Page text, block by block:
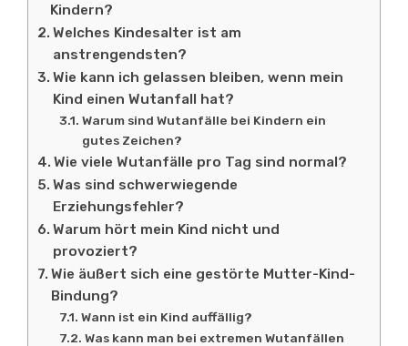
Kindern?
Welches Kindesalter ist am
anstrengendsten?
Wie kann ich gelassen bleiben, wenn mein
Kind einen Wutanfall hat?
Warum sind Wutanfälle bei Kindern ein
gutes Zeichen?
Wie viele Wutanfälle pro Tag sind normal?
Was sind schwerwiegende
Erziehungsfehler?
Warum hört mein Kind nicht und
provoziert?
Wie äußert sich eine gestörte Mutter-Kind-
Bindung?
Wann ist ein Kind auffällig?
Was kann man bei extremen Wutanfällen